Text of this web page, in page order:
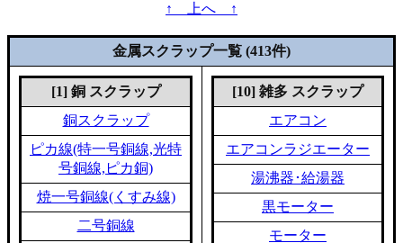
↑ 上へ ↑
金属スクラップ一覧 (413件)
[1] 銅 スクラップ
銅スクラップ
ピカ線(特一号銅線,光特
号銅線,ピカ銅)
焼一号銅線(くすみ線)
二号銅線
[10] 雑多 スクラップ
エアコン
エアコンラジエーター
湯沸器･給湯器
黒モーター
モーター